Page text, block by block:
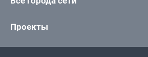
Проекты